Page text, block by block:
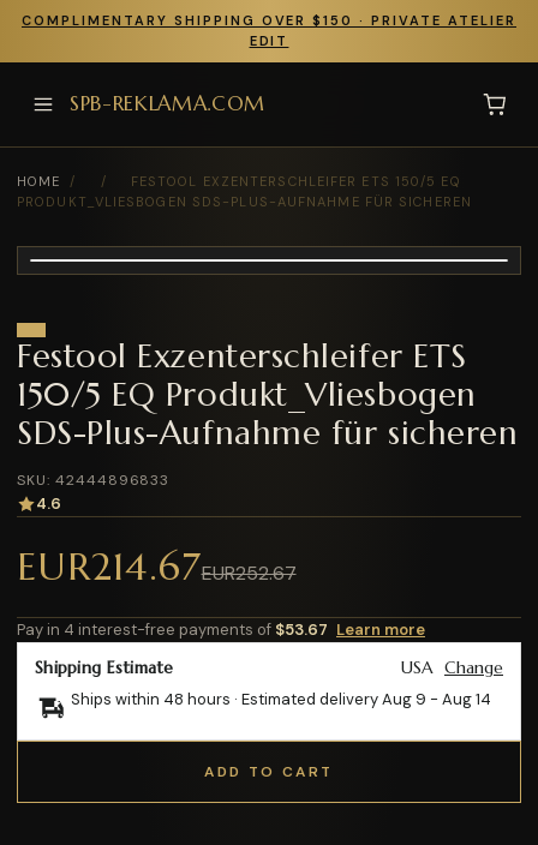
COMPLIMENTARY SHIPPING OVER $150 · PRIVATE ATELIER
EDIT
SPB-REKLAMA.COM
HOME / /
FESTOOL EXZENTERSCHLEIFER ETS 150/5 EQ
PRODUKT_VLIESBOGEN SDS-PLUS-AUFNAHME FÜR SICHEREN
Festool Exzenterschleifer ETS
150/5 EQ Produkt_Vliesbogen
SDS-Plus-Aufnahme für sicheren
SKU: 42444896833
4.6
EUR214.67EUR252.67
Pay in 4 interest-free payments of $53.67 Learn more
Shipping Estimate USA Change
Ships within 48 hours · Estimated deliveryAug 9 - Aug 14
ADD TO CART